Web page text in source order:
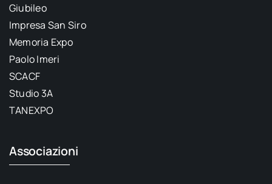
Giubileo
Impresa San Siro
Memoria Expo
Paolo Imeri
SCACF
Studio 3A
TANEXPO
Associazioni